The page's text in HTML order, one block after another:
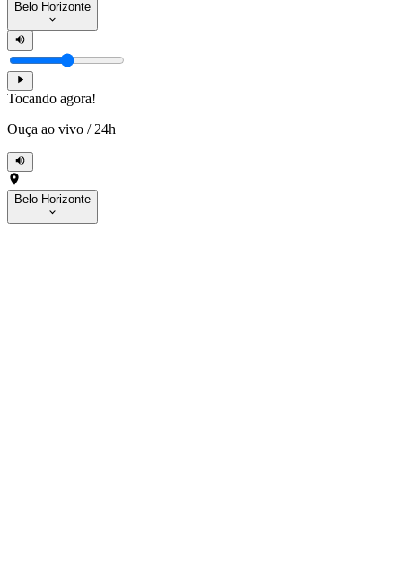
Belo Horizonte
Tocando agora!
Ouça ao vivo / 24h
Belo Horizonte